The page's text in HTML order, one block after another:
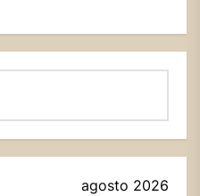
agosto 2026